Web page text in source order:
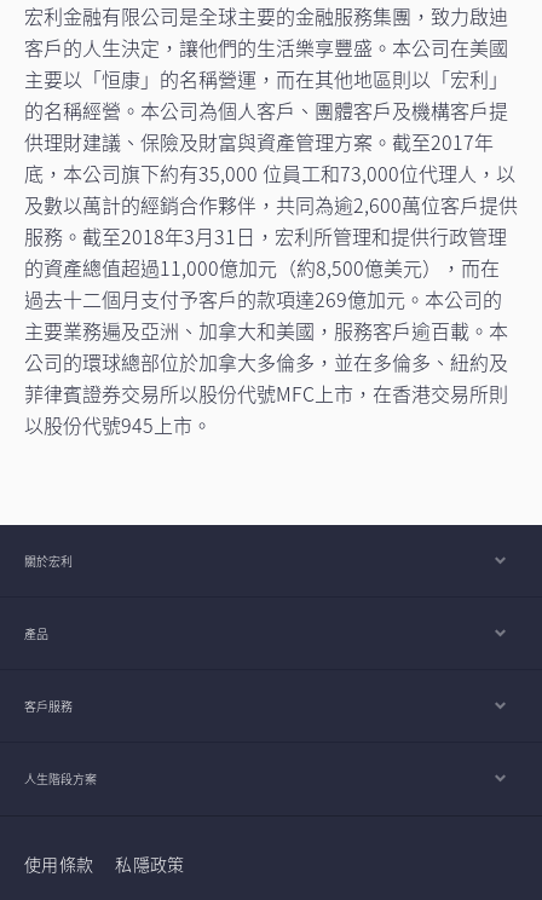
宏利金融有限公司是全球主要的金融服務集團，致力啟迪
客戶的人生決定，讓他們的生活樂享豐盛。本公司在美國
主要以「恒康」的名稱營運，而在其他地區則以「宏利」
的名稱經營。本公司為個人客戶、團體客戶及機構客戶提
供理財建議、保險及財富與資產管理方案。截至2017年
底，本公司旗下約有35,000 位員工和73,000位代理人，以
及數以萬計的經銷合作夥伴，共同為逾2,600萬位客戶提供
服務。截至2018年3月31日，宏利所管理和提供行政管理
的資產總值超過11,000億加元（約8,500億美元），而在
過去十二個月支付予客戶的款項達269億加元。本公司的
主要業務遍及亞洲、加拿大和美國，服務客戶逾百載。本
公司的環球總部位於加拿大多倫多，並在多倫多、紐約及
菲律賓證券交易所以股份代號MFC上市，在香港交易所則
以股份代號945上市。
關於宏利
產品
客戶服務
人生階段方案
使用條款 私隱政策